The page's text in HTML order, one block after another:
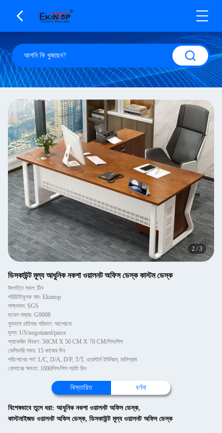
2 /3
ডিসকাউন্ট মূল্য আধুনিক নকশা ওয়ালনট অফিস ডেস্ক কাস্টম ডেস্ক
উৎপত্তি স্থল: চীন
পরিচিতিমুলক নাম: Ekintop
সাক্ষ্যদান: SGS
মডেল নম্বার: G9008
ন্যূনতম চাহিদার পরিমাণ: আলোচনা
মূল্য: US/negotiated/piece
প্যাকেজিং বিবরণ: 50CM X 50 CM X 70 CM/পিস/পিস
ডেলিভারি সময়: 15 কাজের দিন
পরিশোধের শর্ত: L/C, D/A, D/P, T/T, ওয়েস্টার্ন ইউনিয়ন, মানিগ্রাম
যোগানের ক্ষমতা: 1000পিস/পিস প্রতি দিন
বিস্তারিত বর্ণনা
বিশেষভাবে তুলে ধরা: আধুনিক নকশা ওয়ালনট অফিস ডেস্ক,
কাস্টমাইজড ওয়ালনট অফিস ডেস্ক, ডিসকাউন্ট মূল্য ওয়ালনট অফিস ডেস্ক